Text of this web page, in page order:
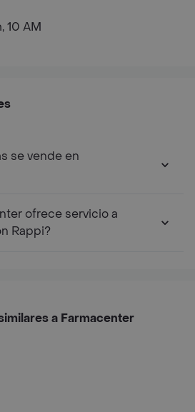
10 AM
se vende en
ofrece servicio a
Rappi?
a Farmacenter